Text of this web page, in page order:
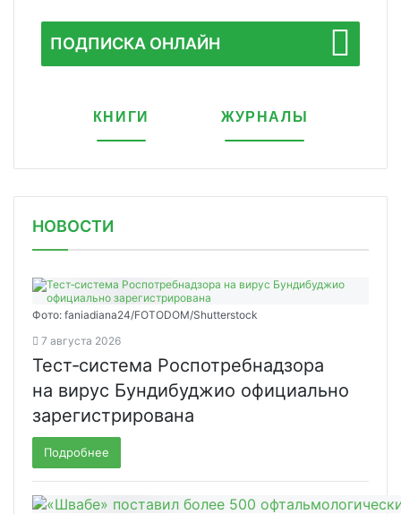
ПОДПИСКА ОНЛАЙН
КНИГИ ЖУРНАЛЫ
НОВОСТИ
Фото: faniadiana24/FOTODOM/Shutterstock
7 августа 2026
Тест‑система Роспотребнадзора
на вирус Бундибуджио официально
зарегистрирована
Подробнее